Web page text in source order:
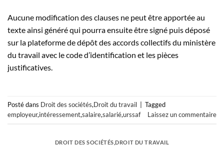
Aucune modification des clauses ne peut être apportée au
texte ainsi généré qui pourra ensuite être signé puis déposé
sur la plateforme de dépôt des accords collectifs du ministère
du travail avec le code d’identification et les pièces
justificatives.
Posté dans Droit des sociétés,Droit du travail
Tagged
employeur,intéressement,salaire,salarié,urssaf Laissez un commentaire
DROIT DES SOCIÉTÉS ,DROIT DU TRAVAIL